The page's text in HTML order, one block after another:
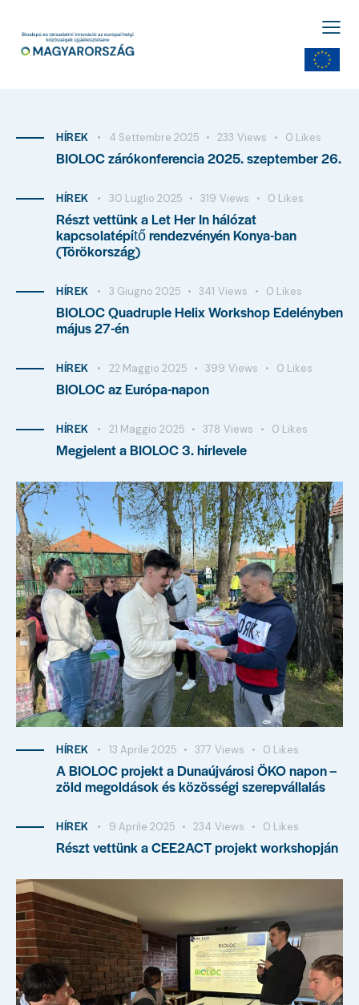
HÍREK 4 Settembre 2025 233 Views 0 Likes
BIOLOC zárókonferencia 2025. szeptember 26.
HÍREK 30 Luglio 2025 319 Views 0 Likes
Részt vettünk a Let Her In hálózat
kapcsolatépítő rendezvényén Konya-ban
(Törökország)
HÍREK 3 Giugno 2025 341 Views 0 Likes
BIOLOC Quadruple Helix Workshop Edelényben
május 27-én
HÍREK 22 Maggio 2025 399 Views 0 Likes
BIOLOC az Európa-napon
HÍREK 21 Maggio 2025 378 Views 0 Likes
Megjelent a BIOLOC 3. hírlevele
HÍREK 13 Aprile 2025 377 Views 0 Likes
A BIOLOC projekt a Dunaújvárosi ÖKO napon –
zöld megoldások és közösségi szerepvállalás
HÍREK 9 Aprile 2025 234 Views 0 Likes
Részt vettünk a CEE2ACT projekt workshopján